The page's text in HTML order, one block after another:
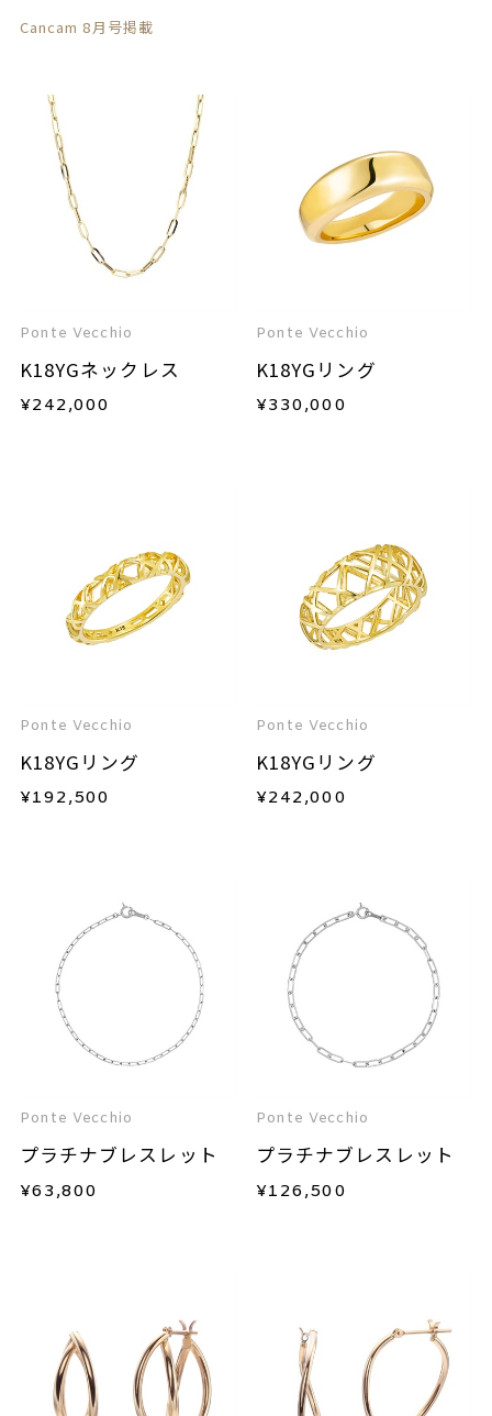
Cancam 8月号掲載
Ponte Vecchio
K18YGネックレス
¥242,000
Ponte Vecchio
K18YGリング
¥330,000
Ponte Vecchio
K18YGリング
¥192,500
Ponte Vecchio
K18YGリング
¥242,000
Ponte Vecchio
プラチナブレスレット
¥63,800
Ponte Vecchio
プラチナブレスレット
¥126,500